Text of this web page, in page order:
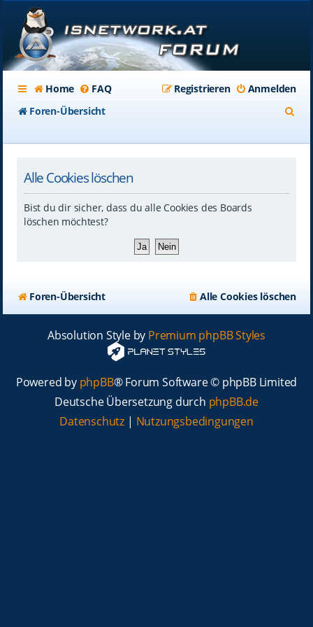
Home FAQ Anmelden
Registrieren
Foren-Übersicht
Alle Cookies löschen
Bist du dir sicher, dass du alle Cookies des Boards
löschen möchtest?
Foren-Übersicht Alle Cookies löschen
Absolution Style by Premium phpBB Styles
Powered by phpBB® Forum Software © phpBB Limited
Deutsche Übersetzung durch phpBB.de
Datenschutz | Nutzungsbedingungen